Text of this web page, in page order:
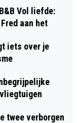
Vol liefde:
aan het
iets over je
twee verborgen